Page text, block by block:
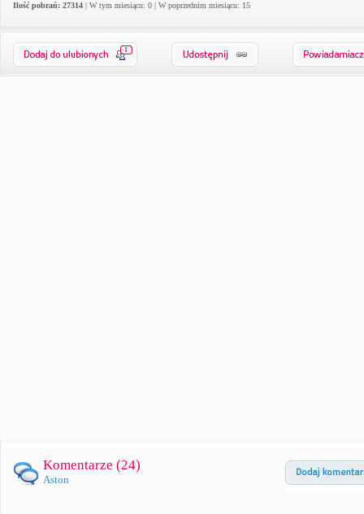
Ilość pobrań: 27314 | W tym miesiącu: 0 | W poprzednim miesiącu: 15
1
Komentarze (24)
Aston